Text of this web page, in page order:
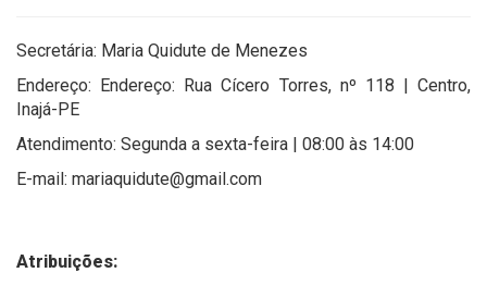
Secretária: Maria Quidute de Menezes
Endereço: Endereço: Rua Cícero Torres, nº 118 | Centro,
Inajá-PE
Atendimento: Segunda a sexta-feira | 08:00 às 14:00
E-mail: mariaquidute@gmail.com
Atribuições: